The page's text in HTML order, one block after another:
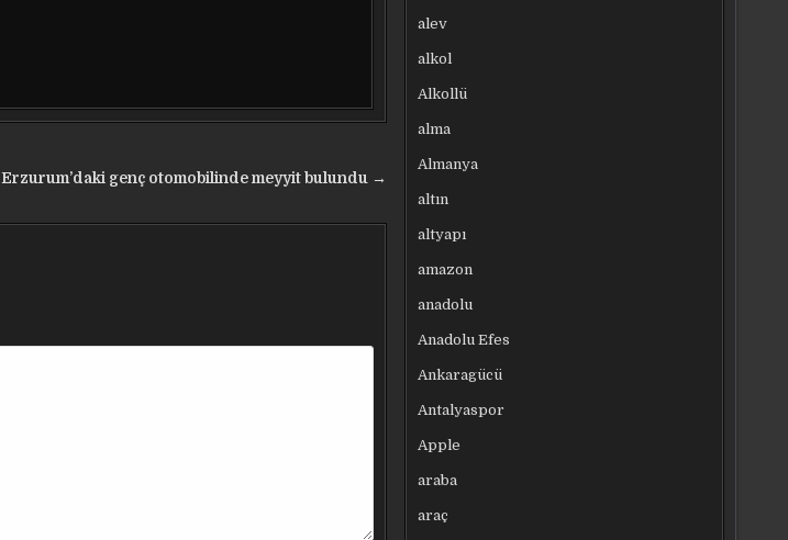
Erzurum’daki genç otomobilinde meyyit bulundu →
alev
alkol
Alkollü
alma
Almanya
altın
altyapı
amazon
anadolu
Anadolu Efes
Ankaragücü
Antalyaspor
Apple
araba
araç